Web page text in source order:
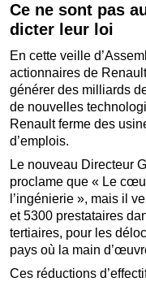
Ce ne sont pas
dicter leur loi
En cette veille
actionnaires de
générer des milliards
de nouvelles
Renault ferme des
d’emplois.
Le nouveau Directeur
proclame que « Le
l’ingénierie », mais il
et 5300 prestataires
tertiaires, pour les
pays où la main
Ces réductions